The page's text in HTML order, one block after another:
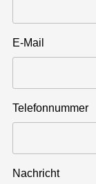
E-Mail
Telefonnummer
Nachricht